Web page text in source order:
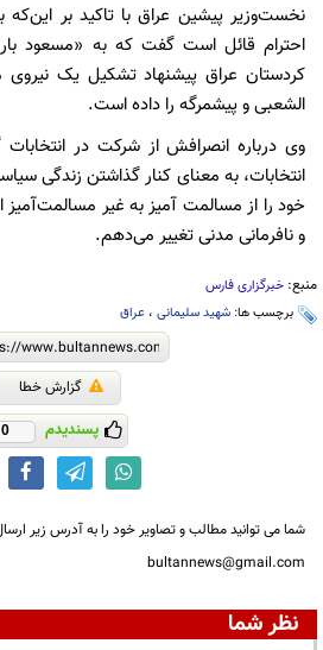
نخست‌وزیر پیشین عراق با تاکید بر
احترام قائل است گفت که به «مسعود
کردستان عراق پیشنهاد تشکیل یک
الشعبی و پیشمرگه را داده است.
وی درباره انصرافش از شرکت در
انتخابات، به معنای کنار گذاشتن زندگی
خود را از مسالمت آمیز به غیر
و نافرمانی مدنی تغییر می‌دهم.
منبع: خبرگزاری فارس
برچسب ها: شهید سلیمانی ، عراق
گزارش خطا
پسندیدم 0
شما می توانید مطالب و تصاویر خود را به آدرس زیر
bultannews@gmail.com
نظر شما